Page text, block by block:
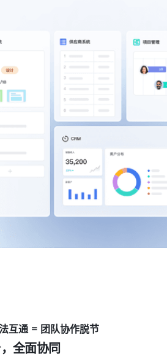
互通 = 团队协作脱节
全面协同